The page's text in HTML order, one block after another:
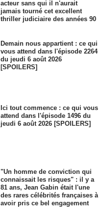
acteur sans qui il n'aurait
jamais tourné cet excellent
thriller judiciaire des années 90
Demain nous appartient : ce qui
vous attend dans l'épisode 2264
du jeudi 6 août 2026
[SPOILERS]
Ici tout commence : ce qui vous
attend dans l'épisode 1496 du
jeudi 6 août 2026 [SPOILERS]
"Un homme de conviction qui
connaissait les risques" : il y a
81 ans, Jean Gabin était l'une
des rares célébrités françaises à
avoir pris ce bel engagement